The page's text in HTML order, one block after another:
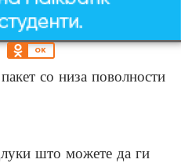
OK
со низа поволности
што можете да ги